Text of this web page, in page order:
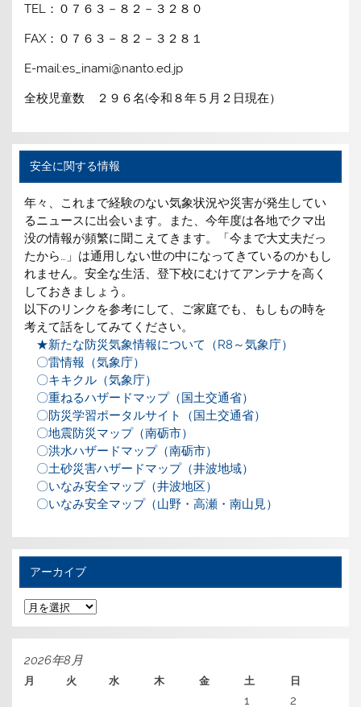
TEL：０７６３－８２－３２８０
FAX：０７６３－８２－３２８１
E-mail:es_inami@nanto.ed.jp
全校児童数 ２９６名(令和８年５月２日現在）
安全に関する情報
年々、これまで経験のない気象状況や災害が発生してい
るニュースに出会います。また、今年度は各地でクマ出
没の情報が頻繁に聞こえてきます。「今まで大丈夫だっ
たから…」は通用しない世の中になってきているのかもし
れません。安全な生活、登下校にむけてアンテナを高く
しておきましょう。
以下のリンクを参考にして、ご家庭でも、もしもの時を
考えて話をしてみてください。
★新たな防災気象情報について（R8～気象庁）
〇雷情報（気象庁）
〇キキクル（気象庁）
〇重ねるハザードマップ（国土交通省）
〇防災学習ポータルサイト（国土交通省）
〇地震防災マップ（南砺市）
〇洪水ハザードマップ（南砺市）
〇土砂災害ハザードマップ（井波地域）
〇いなみ安全マップ（井波地区）
〇いなみ安全マップ（山野・高瀬・南山見）
アーカイブ
ア
ー
カ
イ
2026年8月
月 火 水 木 金 土 日
1 2